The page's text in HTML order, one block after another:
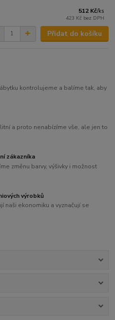
512 Kč/ks
423 Kč bez DPH
Přidat do košíku
kontrolujeme a balíme tak, aby
a proto nenabízíme vše, ale jen to
zákazníka
změnu barvy, výšivky i možnost
výrobků
naši ekonomiku a vyznačují se